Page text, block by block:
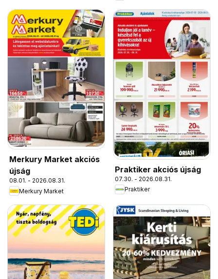
Merkury Market akciós
újság
08.01. - 2026.08.31.
Merkury Market
Praktiker akciós újság
07.30. - 2026.08.31.
Praktiker